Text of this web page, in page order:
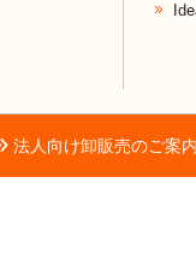
法人向け卸販売のご案内